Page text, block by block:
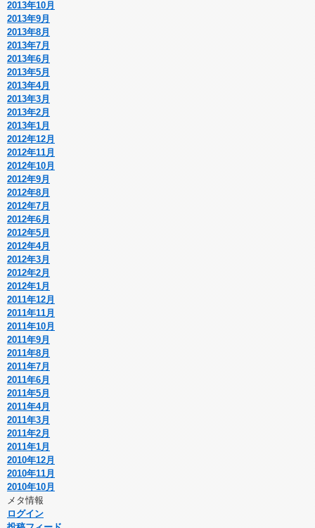
2013年10月
2013年9月
2013年8月
2013年7月
2013年6月
2013年5月
2013年4月
2013年3月
2013年2月
2013年1月
2012年12月
2012年11月
2012年10月
2012年9月
2012年8月
2012年7月
2012年6月
2012年5月
2012年4月
2012年3月
2012年2月
2012年1月
2011年12月
2011年11月
2011年10月
2011年9月
2011年8月
2011年7月
2011年6月
2011年5月
2011年4月
2011年3月
2011年2月
2011年1月
2010年12月
2010年11月
2010年10月
メタ情報
ログイン